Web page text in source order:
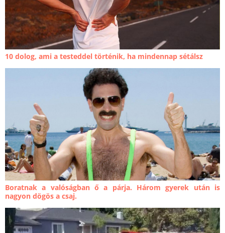
10 dolog, ami a testeddel történik, ha mindennap sétálsz
Boratnak a valóságban ő a párja. Három gyerek után is
nagyon dögös a csaj.